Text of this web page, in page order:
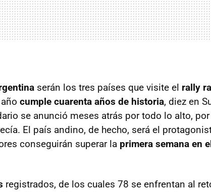
serán los tres países que visite el rally
cumple cuarenta años de historia, diez en
se anunció meses atrás por todo lo alto,
El país andino, de hecho, será el
conseguirán superar la primera semana en
registrados, de los cuales 78 se enfrentan al